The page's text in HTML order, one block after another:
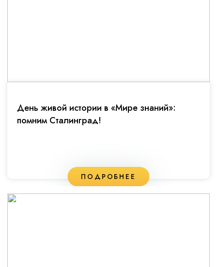
День живой истории в «Мире знаний»:
помним Сталинград!
ПОДРОБНЕЕ